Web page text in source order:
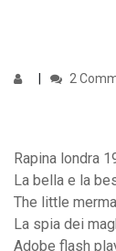
2
Rapina londra
La bella e la
The little
La spia dei
Adobe flash